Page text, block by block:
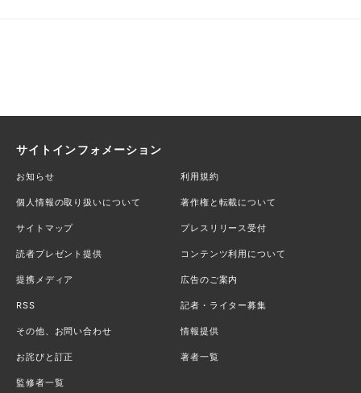
サイトインフォメーション
お知らせ 利用規約
個人情報の取り扱いについて 著作権と転載について
サイトマップ プレスリリース受付
読者プレゼント提供 コンテンツ利用について
提携メディア 広告のご案内
RSS 記者・ライター募集
その他、お問い合わせ 情報提供
お詫びと訂正 著者一覧
監修者一覧